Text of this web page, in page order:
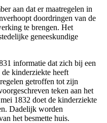
aan dat er maatregelen in
doordringen van de
te brengen. Het
geneeskundige
informatie dat zich bij een
kinderziekte heeft
getroffen tot zijn
teken aan het
1832 doet de kinderziekte
Dadelijk worden
het besmette huis.